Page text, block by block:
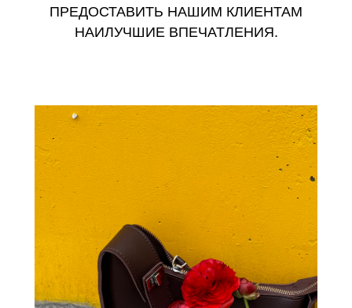
ПРЕДОСТАВИТЬ НАШИМ КЛИЕНТАМ
НАИЛУЧШИЕ ВПЕЧАТЛЕНИЯ.